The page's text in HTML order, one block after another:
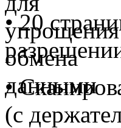
• 20
•
(с